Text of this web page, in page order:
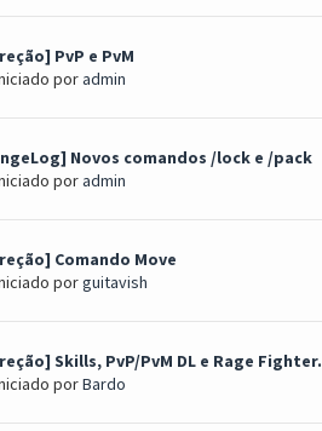
PvP e PvM
poradmin
0 Voto(s) - 0 de 5 em média
Novos comandos /lock e /pack
poradmin
0 Voto(s) - 0 de 5 em média
12345
Comando Move
porguitavish
0 Voto(s) - 0 de 5 em média
123
Skills, PvP/PvM DL e Rage Fighter.
porBardo
0 Voto(s) - 0 de 5 em média
123 45